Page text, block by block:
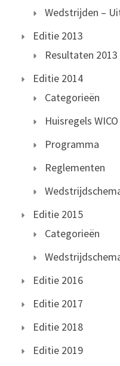
Wedstrijden –
Editie 2013
Resultaten 2013
Editie 2014
Categorieën
Huisregels
Programma
Reglementen
Editie 2015
Categorieën
Editie 2016
Editie 2017
Editie 2018
Editie 2019